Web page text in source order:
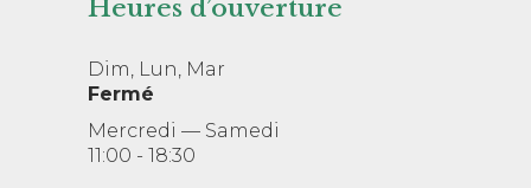
Heures d’ouverture
Dim, Lun, Mar
Fermé
Mercredi — Samedi
11:00 - 18:30